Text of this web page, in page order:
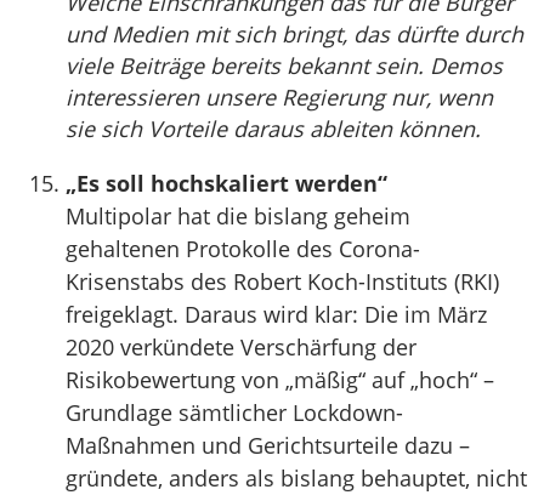
und Medien mit sich bringt, das dürfte durch
viele Beiträge bereits bekannt sein. Demos
interessieren unsere Regierung nur, wenn
sie sich Vorteile daraus ableiten können.
„Es soll hochskaliert werden“
Multipolar hat die bislang geheim
gehaltenen Protokolle des Corona-
Krisenstabs des Robert Koch-Instituts (RKI)
freigeklagt. Daraus wird klar: Die im März
2020 verkündete Verschärfung der
Risikobewertung von „mäßig“ auf „hoch“ –
Grundlage sämtlicher Lockdown-
Maßnahmen und Gerichtsurteile dazu –
gründete, anders als bislang behauptet, nicht